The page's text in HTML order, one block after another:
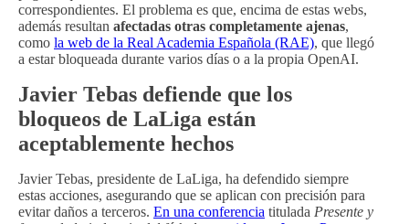
correspondientes. El problema es que, encima de estas webs,
además resultan afectadas otras completamente ajenas,
como la web de la Real Academia Española (RAE), que llegó
a estar bloqueada durante varios días o a la propia OpenAI.
Javier Tebas defiende que los
bloqueos de LaLiga están
aceptablemente hechos
Javier Tebas, presidente de LaLiga, ha defendido siempre
estas acciones, asegurando que se aplican con precisión para
evitar daños a terceros. En una conferencia titulada Presente y